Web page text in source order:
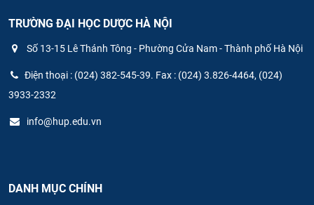
TRƯỜNG ĐẠI HỌC DƯỢC HÀ NỘI
Số 13-15 Lê Thánh Tông - Phường Cửa Nam - Thành phố Hà Nội
Điện thoại : (024) 382-545-39. Fax : (024) 3.826-4464, (024)
3933-2332
info@hup.edu.vn
DANH MỤC CHÍNH